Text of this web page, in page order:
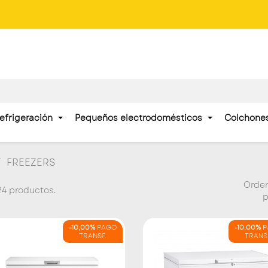
Pequeños electrodomésticos
FREEZERS
productos.
-10,00%PAGO
TRANSF.
-10,00%